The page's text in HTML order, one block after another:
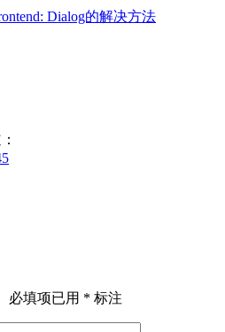
Dialog的解决方法
必填项已用 * 标注